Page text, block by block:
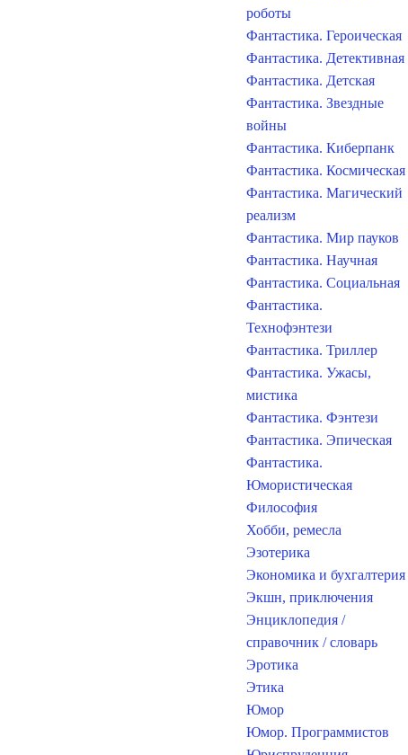
роботы
Фантастика. Героическая
Фантастика. Детективная
Фантастика. Детская
Фантастика. Звездные
войны
Фантастика. Киберпанк
Фантастика. Космическая
Фантастика. Магический
реализм
Фантастика. Мир пауков
Фантастика. Научная
Фантастика. Социальная
Фантастика.
Технофэнтези
Фантастика. Триллер
Фантастика. Ужасы,
мистика
Фантастика. Фэнтези
Фантастика. Эпическая
Фантастика.
Юмористическая
Философия
Хобби, ремесла
Эзотерика
Экономика и бухгалтерия
Экшн, приключения
Энциклопедия /
справочник / словарь
Эротика
Этика
Юмор
Юмор. Программистов